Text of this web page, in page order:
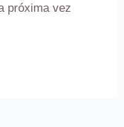
próxima vez